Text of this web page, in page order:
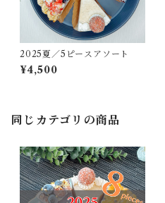
2025夏／5ピースアソート
¥4,500
同じカテゴリの商品